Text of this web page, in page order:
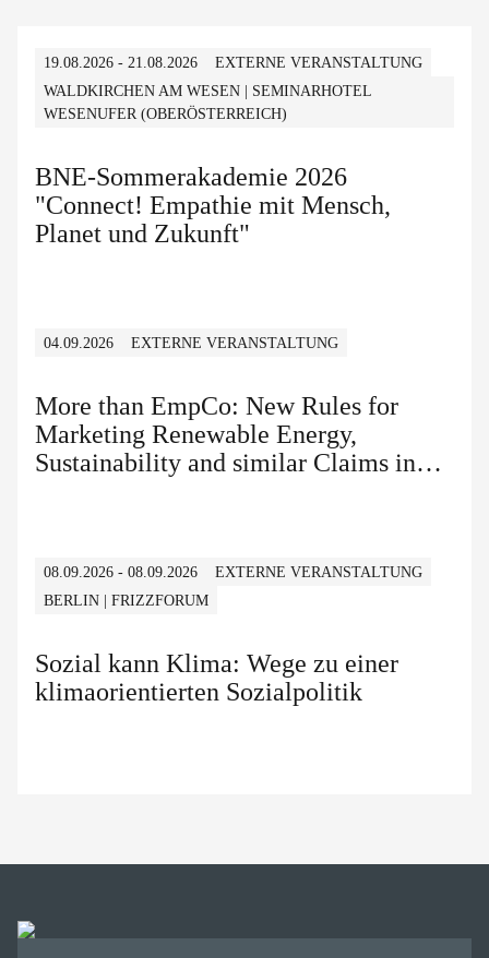
19.08.2026 - 21.08.2026
EXTERNE VERANSTALTUNG
WALDKIRCHEN AM WESEN | SEMINARHOTEL
WESENUFER (OBERÖSTERREICH)
BNE-Sommerakademie 2026
"Connect! Empathie mit Mensch,
Planet und Zukunft"
04.09.2026 EXTERNE VERANSTALTUNG
More than EmpCo: New Rules for
Marketing Renewable Energy,
Sustainability and similar Claims in
08.09.2026 - 08.09.2026
EXTERNE VERANSTALTUNG
BERLIN | FRIZZFORUM
Sozial kann Klima: Wege zu einer
klimaorientierten Sozialpolitik